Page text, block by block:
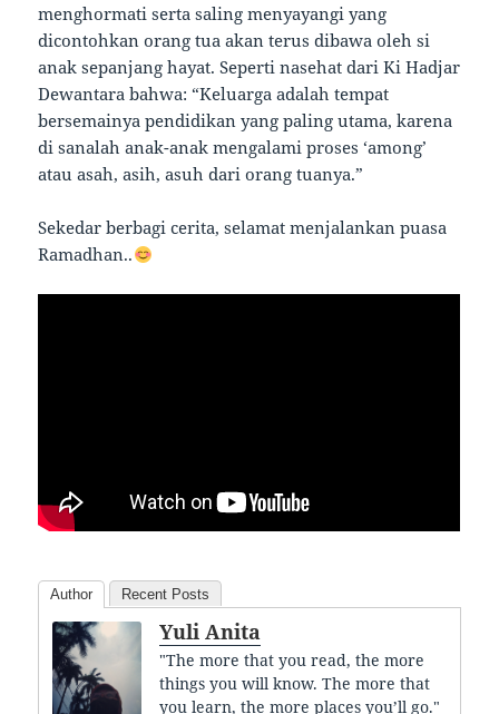
menghormati serta saling menyayangi yang
dicontohkan orang tua akan terus dibawa oleh si
anak sepanjang hayat. Seperti nasehat dari Ki Hadjar
Dewantara bahwa: “Keluarga adalah tempat
bersemainya pendidikan yang paling utama, karena
di sanalah anak-anak mengalami proses ‘among’
atau asah, asih, asuh dari orang tuanya.”
Sekedar berbagi cerita, selamat menjalankan puasa
Ramadhan..
Author Recent Posts
Yuli Anita
"The more that you read, the more
things you will know. The more that
you learn, the more places you’ll go."